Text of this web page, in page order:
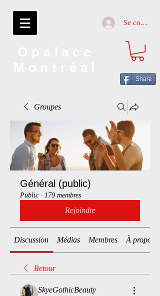
Se connecter
Share
Groupes
Général (public)
Public · 179 membres
Rejoindre
Discussion Médias Membres À propos
Retour
SkyeGothicBeauty